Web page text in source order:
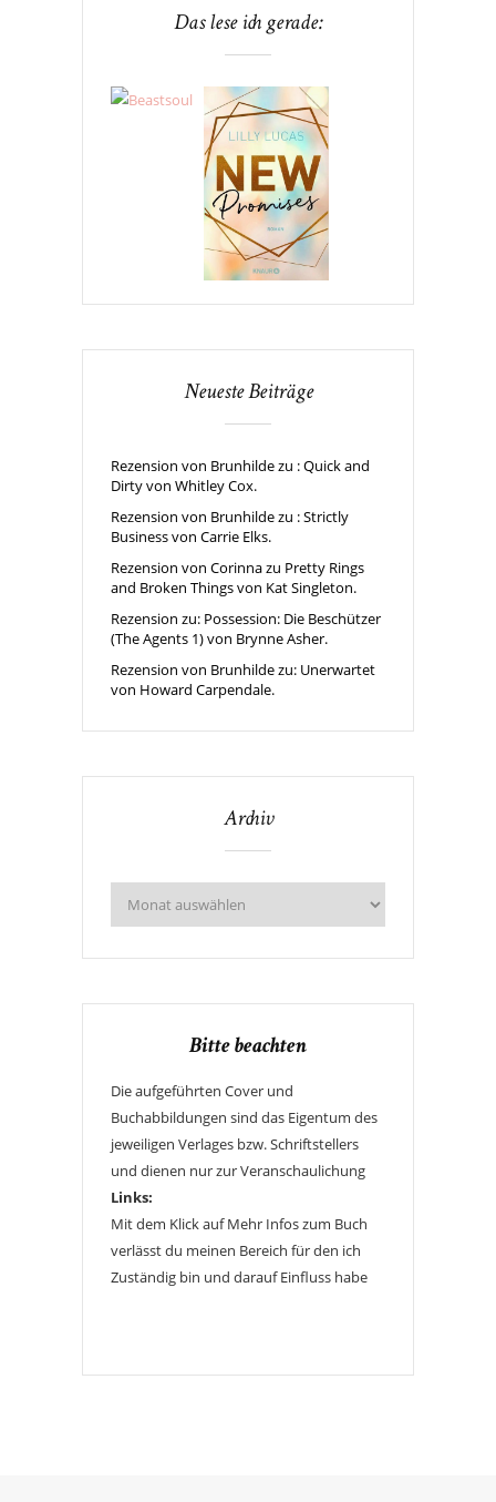
Das lese ich gerade:
Neueste Beiträge
Rezension von Brunhilde zu : Quick and
Dirty von Whitley Cox.
Rezension von Brunhilde zu : Strictly
Business von Carrie Elks.
Rezension von Corinna zu Pretty Rings
and Broken Things von Kat Singleton.
Rezension zu: Possession: Die Beschützer
(The Agents 1) von Brynne Asher.
Rezension von Brunhilde zu: Unerwartet
von Howard Carpendale.
Archiv
Bitte beachten
Die aufgeführten Cover und
Buchabbildungen sind das Eigentum des
jeweiligen Verlages bzw. Schriftstellers
und dienen nur zur Veranschaulichung
Links:
Mit dem Klick auf Mehr Infos zum Buch
verlässt du meinen Bereich für den ich
Zuständig bin und darauf Einfluss habe